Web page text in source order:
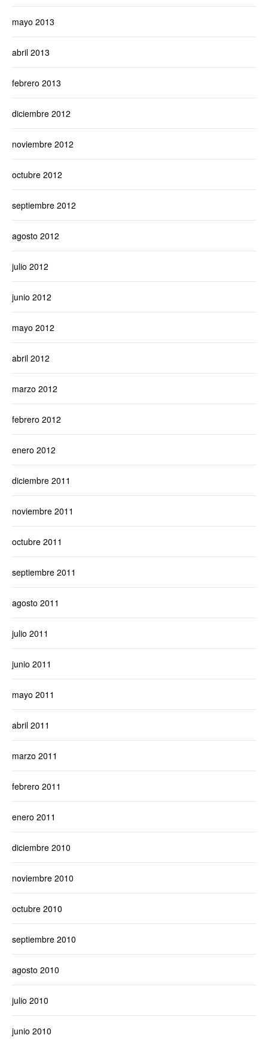
mayo 2013
abril 2013
febrero 2013
diciembre 2012
noviembre 2012
octubre 2012
septiembre 2012
agosto 2012
julio 2012
junio 2012
mayo 2012
abril 2012
marzo 2012
febrero 2012
enero 2012
diciembre 2011
noviembre 2011
octubre 2011
septiembre 2011
agosto 2011
julio 2011
junio 2011
mayo 2011
abril 2011
marzo 2011
febrero 2011
enero 2011
diciembre 2010
noviembre 2010
octubre 2010
septiembre 2010
agosto 2010
julio 2010
junio 2010